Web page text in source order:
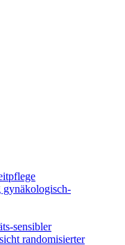
gynäkologisch-
sensibler
randomisierter